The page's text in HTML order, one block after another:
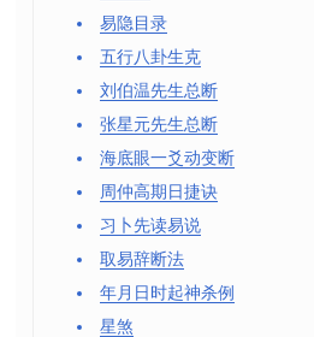
易隐目录
五行八卦生克
刘伯温先生总断
张星元先生总断
海底眼一爻动变断
周仲高期日捷诀
习卜先读易说
取易辞断法
年月日时起神杀例
星煞